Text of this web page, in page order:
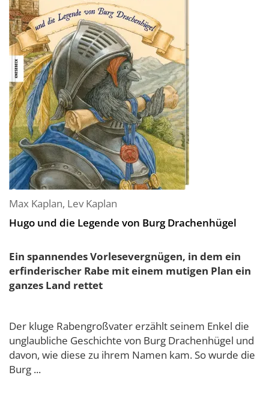
Max Kaplan, Lev Kaplan
Hugo und die Legende von Burg Drachenhügel
Ein spannendes Vorlesevergnügen, in dem ein
erfinderischer Rabe mit einem mutigen Plan ein
ganzes Land rettet
Der kluge Rabengroßvater erzählt seinem Enkel die
unglaubliche Geschichte von Burg Drachenhügel und
davon, wie diese zu ihrem Namen kam. So wurde die
Burg ...